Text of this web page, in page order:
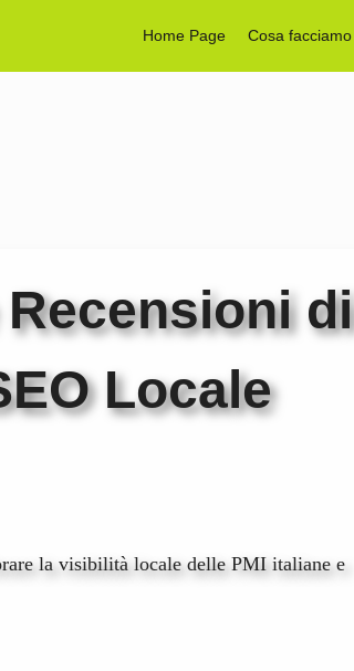
Home Page Cosa facciamo
di
Locale
la visibilità locale delle PMI italiane e